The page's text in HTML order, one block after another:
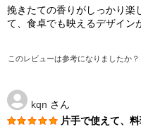
挽きたての香りがしっかり楽
て、食卓でも映えるデザイン
このレビューは参考になりましたか？
kqn さん
片手で使えて、